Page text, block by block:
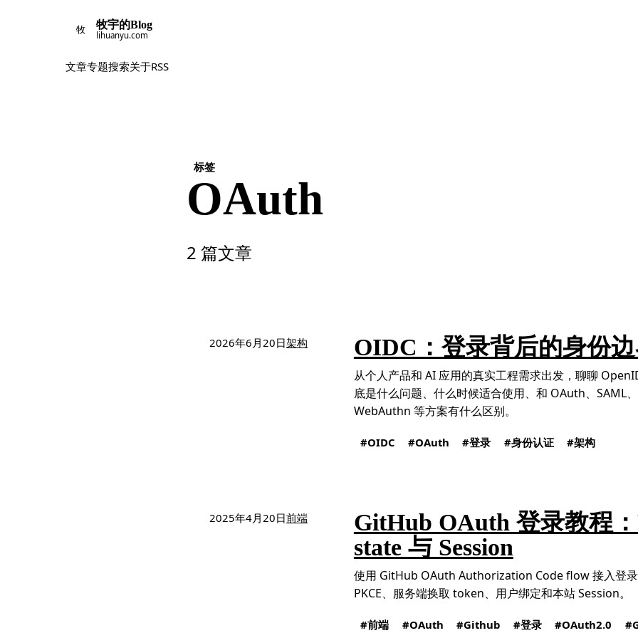
牧 牧宇的Blog
lihuanyu.com
文章专题搜索关于RSS
标签
OAuth
2 篇文章
2026年6月20日架构 OIDC：登录背后的身份
从个人产品和 AI 应用的真实工程需求出发，聊聊
底是什么问题、什么时候适合使用、和 OAuth、SAML、
WebAuthn 等方案有什么区别。
OIDC OAuth 登录 身份认证 架构
2025年4月20日前端
GitHub OAuth 登录教程：
state 与 Session
使用 GitHub OAuth Authorization Code flow 接入登录
PKCE、服务端换取 token、用户绑定和本站 Session。
前端 OAuth Github 登录 OAuth2.0